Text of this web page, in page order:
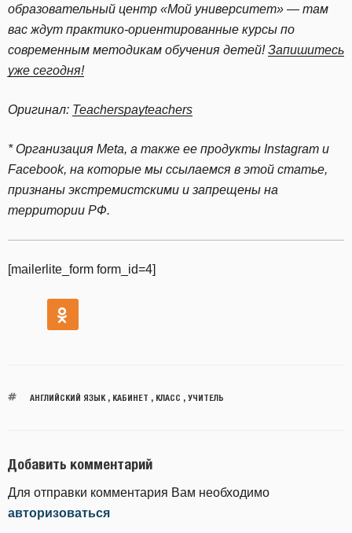
образовательный центр «Мой университет» — там
вас ждут практико-ориентированные курсы по
современным методикам обучения детей!Запишитесь
уже сегодня!
Оригинал: Teacherspayteachers
* Организация Meta, а также ее продукты Instagram и
Facebook, на которые мы ссылаемся в этой статье,
признаны экстремистскими и запрещены на
территории РФ.
[mailerlite_form form_id=4]
АНГЛИЙСКИЙ ЯЗЫК, КАБИНЕТ , КЛАСС , УЧИТЕЛЬ
Добавить комментарий
Для отправки комментария Вам необходимо
авторизоваться